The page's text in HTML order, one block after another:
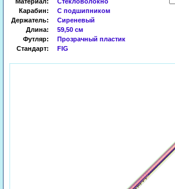
Карабин:
С подшипником
Держатель:
Сиреневый
Длина:
59,50 см
Футляр:
Прозрачный пластик
Стандарт:
FIG